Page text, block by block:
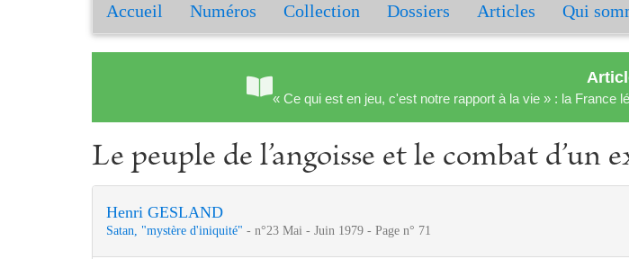
Accueil Numéros Collection Dossiers Articles Qui
« Ce qui est en jeu, c'est notre rapport à la vie » : la France
Le peuple de l’angoisse et le combat d’un
Henri GESLAND
Satan, "mystère d'iniquité" - n°23 Mai - Juin 1979 - Page n° 71